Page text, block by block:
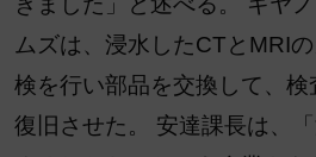
ムズは、浸水したCTとMRI
検を行い部品を交換して、
復旧させた。 安達課長は、